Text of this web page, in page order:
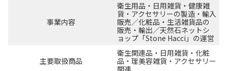
事業内容
衛生用品・日用雑貨・健康雑
貨・アクセサリーの製造・輸入
販売／化粧品・生活雑貨品の
販売・輸出／天然石ネットシ
ョップ「Stone Hacci」の運営
主要取扱商品
衛生関連品・日用雑貨・化粧
品・理美容雑貨・アクセサリー